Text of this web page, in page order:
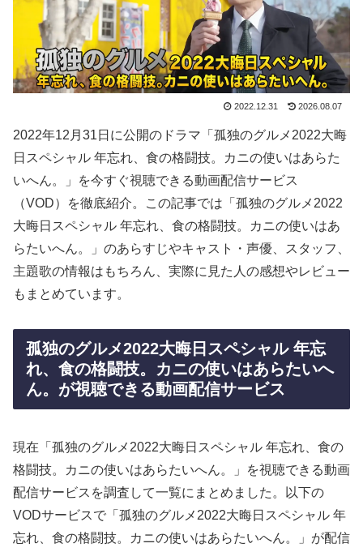
2022.12.31 2026.08.07
2022年12月31日に公開のドラマ「孤独のグルメ2022大晦
日スペシャル 年忘れ、食の格闘技。カニの使いはあらた
いへん。」を今すぐ視聴できる動画配信サービス
（VOD）を徹底紹介。この記事では「孤独のグルメ2022
大晦日スペシャル 年忘れ、食の格闘技。カニの使いはあ
らたいへん。」のあらすじやキャスト・声優、スタッフ、
主題歌の情報はもちろん、実際に見た人の感想やレビュー
もまとめています。
孤独のグルメ2022大晦日スペシャル 年忘
れ、食の格闘技。カニの使いはあらたいへ
ん。が視聴できる動画配信サービス
現在「孤独のグルメ2022大晦日スペシャル 年忘れ、食の
格闘技。カニの使いはあらたいへん。」を視聴できる動画
配信サービスを調査して一覧にまとめました。以下の
VODサービスで「孤独のグルメ2022大晦日スペシャル 年
忘れ、食の格闘技。カニの使いはあらたいへん。」が配信